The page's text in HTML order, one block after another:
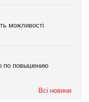
можливості
по повышению
Всі новини